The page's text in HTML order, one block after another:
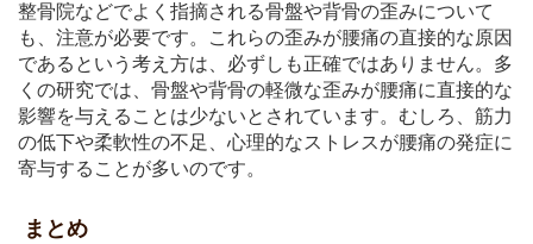
整骨院などでよく指摘される骨盤や背骨の歪みについて
も、注意が必要です。これらの歪みが腰痛の直接的な原因
であるという考え方は、必ずしも正確ではありません。多
くの研究では、骨盤や背骨の軽微な歪みが腰痛に直接的な
影響を与えることは少ないとされています。むしろ、筋力
の低下や柔軟性の不足、心理的なストレスが腰痛の発症に
寄与することが多いのです。
まとめ